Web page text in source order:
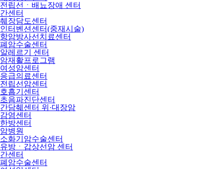
전립선ㆍ배뇨장애 센터
간센터
췌장담도센터
인터벤션센터(중재시술)
항암방사선치료센터
폐암수술센터
알레르기 센터
암재활프로그램
여성암센터
응급의료센터
전립선암센터
호흡기센터
초음파진단센터
간담췌센터 위·대장암
감염센터
한방센터
암병원
소화기암수술센터
유방ㆍ갑상선암 센터
간센터
폐암수술센터